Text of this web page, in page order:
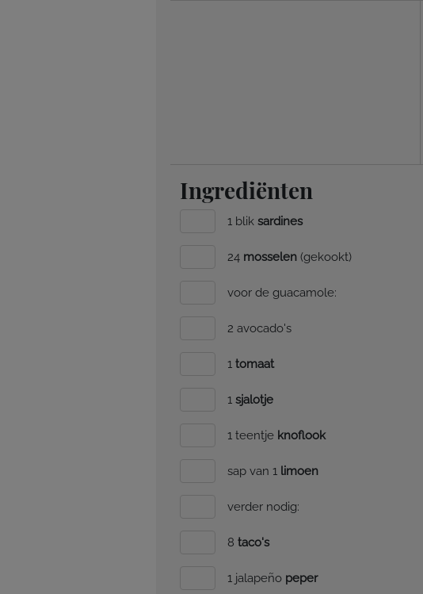
Ingrediënten
1 blik sardines
24 mosselen (gekookt)
voor de guacamole:
2 avocado's
1 tomaat
1 sjalotje
1 teentje knoflook
sap van 1 limoen
verder nodig:
8 taco's
1 jalapeño peper